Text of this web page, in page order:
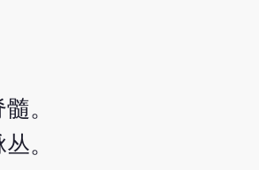
。
。